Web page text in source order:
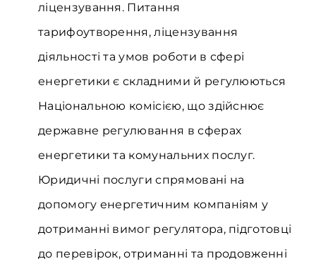
ліцензування. Питання
тарифоутворення, ліцензування
діяльності та умов роботи в сфері
енергетики є складними й регулюються
Національною комісією, що здійснює
державне регулювання в сферах
енергетики та комунальних послуг.
Юридичні послуги спрямовані на
допомогу енергетичним компаніям у
дотриманні вимог регулятора, підготовці
до перевірок, отриманні та продовженні